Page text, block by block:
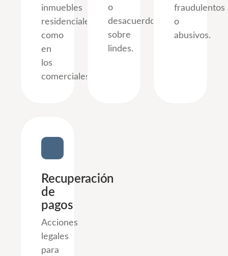
inmuebles
residenciales
como
en
los
comerciales.
o
desacuerdos
sobre
lindes.
fraudulentos
o
abusivos.
Recuperación
de
pagos
Acciones
legales
para